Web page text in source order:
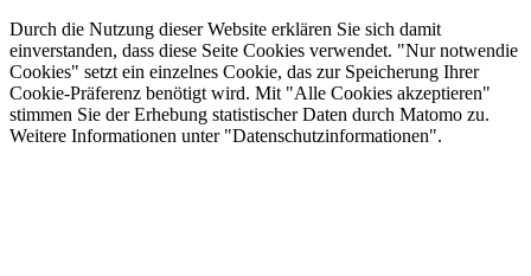
Durch die Nutzung dieser Website erklären Sie sich damit
einverstanden, dass diese Seite Cookies verwendet. "Nur notwendie
Cookies" setzt ein einzelnes Cookie, das zur Speicherung Ihrer
Cookie-Präferenz benötigt wird. Mit "Alle Cookies akzeptieren"
stimmen Sie der Erhebung statistischer Daten durch Matomo zu.
Weitere Informationen unter "Datenschutzinformationen".